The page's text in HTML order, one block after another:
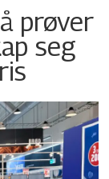
prøver
seg